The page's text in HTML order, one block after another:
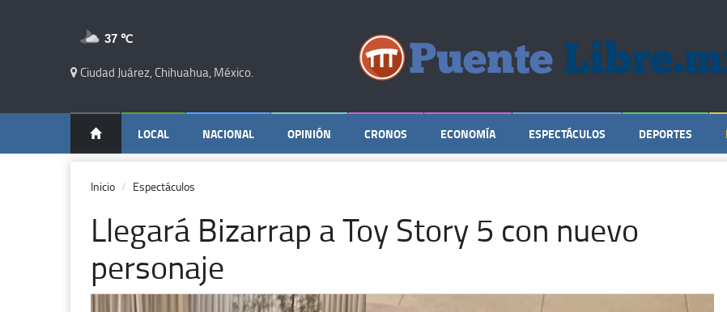
37 ℃
Ciudad Juárez, Chihuahua, México.
LOCAL NACIONAL OPINIÓN CRONOS ECONOMÍA ESPECTÁCULOS DEPORTES
Inicio Espectáculos
Llegará Bizarrap a Toy Story 5 con nuevo
personaje